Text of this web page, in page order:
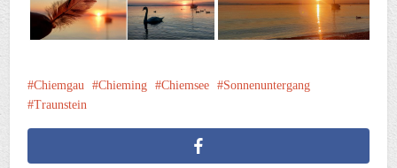
Chiemgau Chieming Chiemsee
Sonnenuntergang
Traunstein